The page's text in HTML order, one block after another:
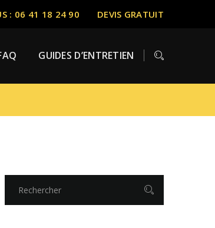
: 06 41 18 24 90 DEVIS GRATUIT
GUIDES D’ENTRETIEN